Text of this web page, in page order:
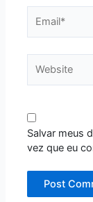
Salvar meus
vez que eu